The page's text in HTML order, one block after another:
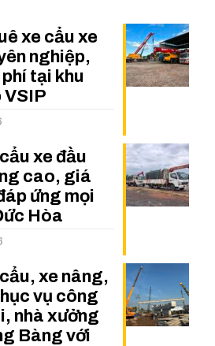
xe cẩu xe
nghiệp,
tại khu
VSIP
xe đầu
cao, giá
ứng mọi
Hòa
xe nâng,
vụ công
nhà xưởng
Bàng với